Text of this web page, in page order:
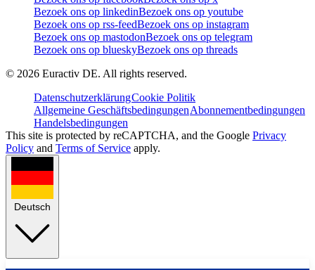
Bezoek ons op linkedinBezoek ons op youtube
Bezoek ons op rss-feedBezoek ons op instagram
Bezoek ons op mastodonBezoek ons op telegram
Bezoek ons op blueskyBezoek ons op threads
© 2026 Euractiv DE. All rights reserved.
DatenschutzerklärungCookie Politik
Allgemeine GeschäftsbedingungenAbonnementbedingungen
Handelsbedingungen
This site is protected by reCAPTCHA, and the Google Privacy
Policy and Terms of Service apply.
Deutsch